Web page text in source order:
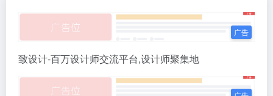
致设计-百万设计师交流平台,设计师聚集地